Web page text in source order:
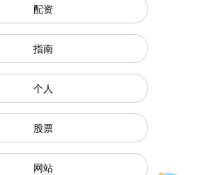
配资
指南
个人
股票
网站